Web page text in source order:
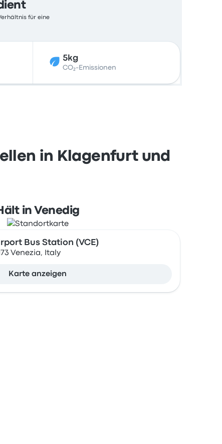
für eine
5kg
CO₂-Emissionen
in Klagenfurt und
in Venedig
Bus Station (VCE)
Venezia, Italy
Karte anzeigen